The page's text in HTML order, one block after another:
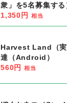
衆」を5名募集す
1,350円
相当
Harvest Land（
達（Android）
560円
相当